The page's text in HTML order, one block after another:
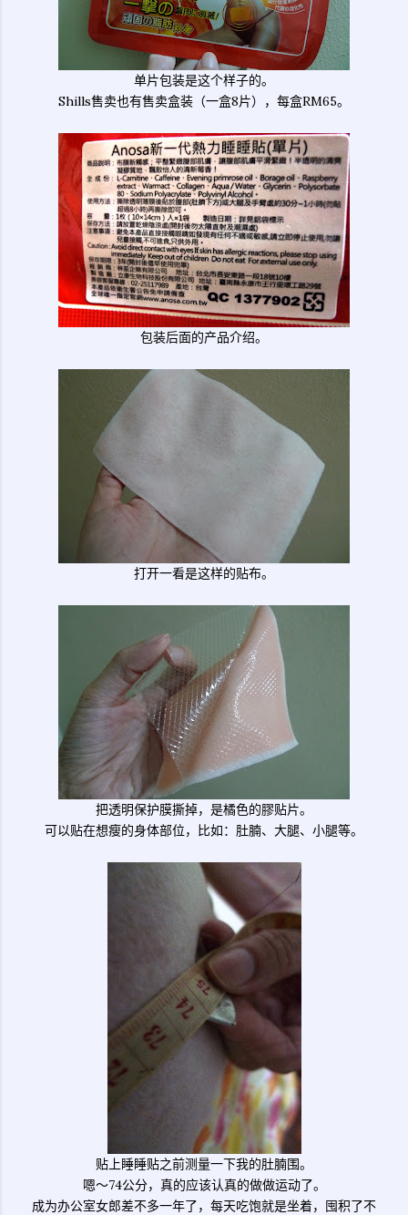
单片包装是这个样子的。
Shills售卖也有售卖盒装（一盒8片），每盒RM65。
包装后面的产品介绍。
打开一看是这样的贴布。
把透明保护膜撕掉，是橘色的膠贴片。
可以贴在想瘦的身体部位，比如：肚腩、大腿、小腿等。
贴上睡睡贴之前测量一下我的肚腩围。
嗯～74公分，真的应该认真的做做运动了。
成为办公室女郎差不多一年了，每天吃饱就是坐着，囤积了不